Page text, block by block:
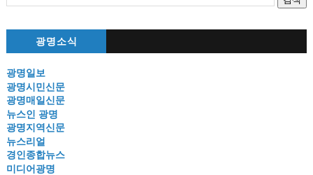
광명소식
광명일보
광명시민신문
광명매일신문
뉴스인 광명
광명지역신문
뉴스리얼
경인종합뉴스
미디어광명